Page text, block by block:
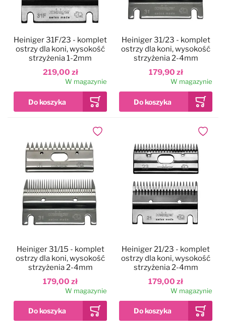
219,00 zł
Heiniger 31F/23 - komplet
ostrzy dla koni, wysokość
strzyżenia 1-2mm
W magazynie
179,90 zł
Heiniger 31/23 - komplet
ostrzy dla koni, wysokość
strzyżenia 2-4mm
W magazynie
179,00 zł
Heiniger 31/15 - komplet
ostrzy dla koni, wysokość
strzyżenia 2-4mm
W magazynie
Dodaj do ulubionych
179,00 zł
Heiniger 21/23 - komplet
ostrzy dla koni, wysokość
strzyżenia 2-4mm
W magazynie
Dodaj